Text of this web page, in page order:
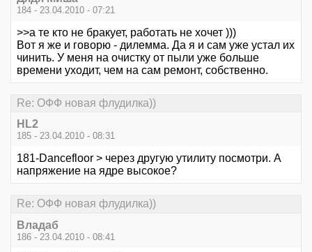
184 - 23.04.2010 - 07:21
>>а те кто не бракует, работать не хочет )))
Вот я же и говорю - дилемма. Да я и сам уже устал их
чинить. У меня на очистку от пыли уже больше
времени уходит, чем на сам ремонт, собственно.
Re: ОФФ новая флудилка))
HL2
185 - 23.04.2010 - 08:31
181-Dancefloor > через другую утилиту посмотри. А
напряжение на ядре высокое?
Re: ОФФ новая флудилка))
Владаб
186 - 23.04.2010 - 08:41